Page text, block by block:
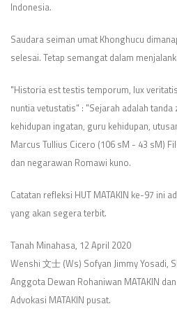
Indonesia.
Saudara seiman umat Khonghucu
selesai. Tetap semangat dalam
"Historia est testis temporum, lux
nuntia vetustatis" : "Sejarah adalah tanda
kehidupan ingatan, guru kehidupan,
Marcus Tullius Cicero (106 sM - 43 sM)
dan negarawan Romawi kuno.
Catatan refleksi HUT MATAKIN ke-97 ini
yang akan segera terbit.
Tanah Minahasa, 12 April 2020
Wenshi 文士 (Ws) Sofyan Jimmy Yosadi,
Anggota Dewan Rohaniwan MATAKIN
Advokasi MATAKIN pusat.